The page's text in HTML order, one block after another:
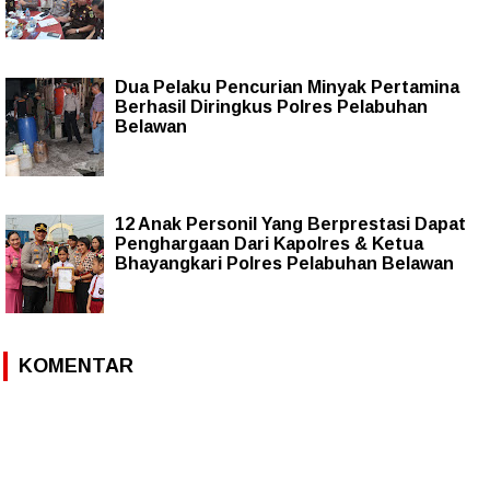
Dua Pelaku Pencurian Minyak Pertamina
Berhasil Diringkus Polres Pelabuhan
Belawan
12 Anak Personil Yang Berprestasi Dapat
Penghargaan Dari Kapolres & Ketua
Bhayangkari Polres Pelabuhan Belawan
KOMENTAR